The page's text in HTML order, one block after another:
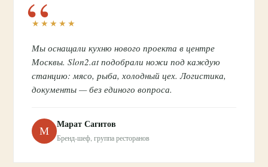
★★★★★
Мы оснащали кухню нового проекта в центре
Москвы. Slon2.at подобрали ножи под каждую
станцию: мясо, рыба, холодный цех. Логистика,
документы — без единого вопроса.
М Марат Сагитов
Бренд-шеф, группа ресторанов